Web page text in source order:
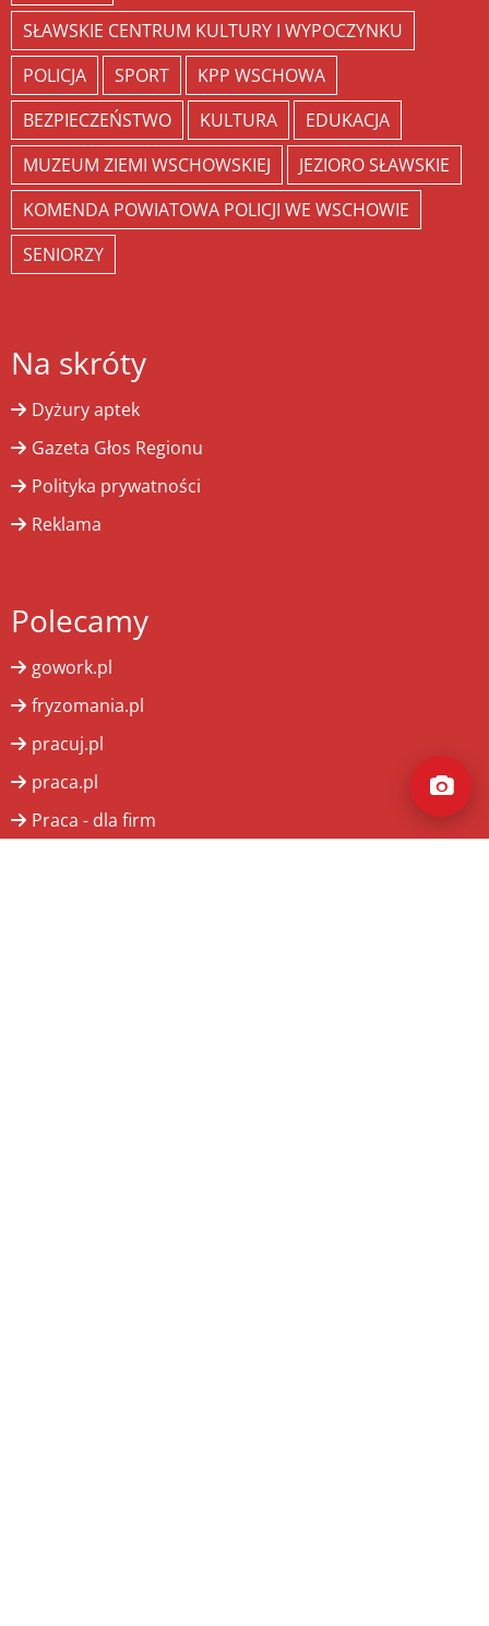
SŁAWSKIE CENTRUM KULTURY I WYPOCZYNKU
POLICJA
SPORT
KPP WSCHOWA
BEZPIECZEŃSTWO
KULTURA
EDUKACJA
MUZEUM ZIEMI WSCHOWSKIEJ
JEZIORO SŁAWSKIE
KOMENDA POWIATOWA POLICJI WE WSCHOWIE
SENIORZY
Na skróty
Dyżury aptek
Gazeta Głos Regionu
Polityka prywatności
Reklama
Polecamy
gowork.pl
fryzomania.pl
pracuj.pl
praca.pl
Praca - dla firm